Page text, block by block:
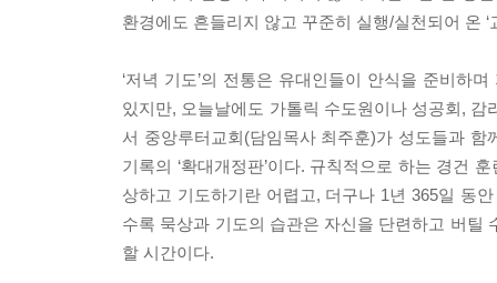
환경에도 흔들리지 않고 꾸준히 실행/실천되어 온
‘저녁 기도’의 전통은 유대인들이 안식을 준비하
있지만, 오늘날에도 가톨릭 수도원이나 성공회,
서 중앙루터교회(담임목사 최주훈)가 성도들과
기록의 ‘확대개정판’이다. 규칙적으로 하는 경건
상하고 기도하기란 어렵고, 더구나 1년 365일 동
수록 묵상과 기도의 습관은 자신을 단련하고 버틸
할 시간이다.